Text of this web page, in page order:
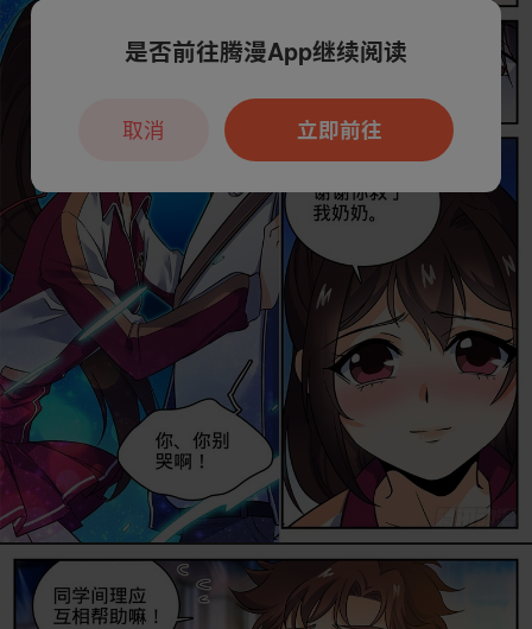
是否前往腾漫App继续阅读
立即前往
取消